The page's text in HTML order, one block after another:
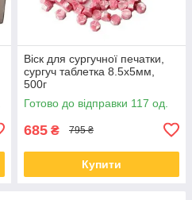
Віск для сургучної печатки,
сургуч таблетка 8.5х5мм,
500г
Готово до відправки 117 од.
685 ₴ 795 ₴
Купити